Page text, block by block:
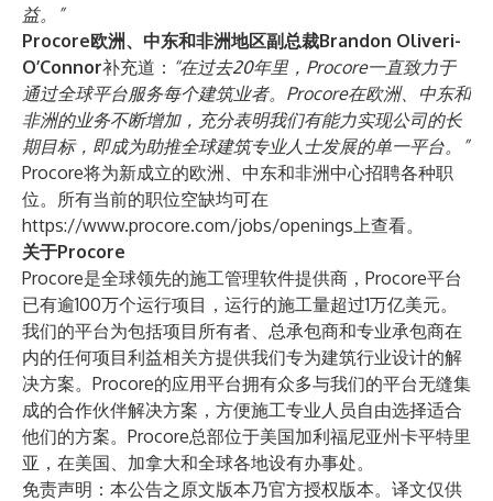
益。
”
Procore欧洲、中东和非洲地区副总裁Brandon Oliveri-
O’Connor补充道： “在过去20年里， Procore一直致力于
通过全球平台服务每个建筑业者。 Procore在欧洲、中东和
非洲的业务不断增加，充分表明我们有能力实现公司的长
期目标，即成为助推全球建筑专业人士发展的单一平台。
”
Procore将为新成立的欧洲、中东和非洲中心招聘各种职
位。所有当前的职位空缺均可在
https://www.procore.com/jobs/openings上查看。
关于Procore
Procore是全球领先的施工管理软件提供商，Procore平台
已有逾100万个运行项目，运行的施工量超过1万亿美元。
我们的平台为包括项目所有者、总承包商和专业承包商在
内的任何项目利益相关方提供我们专为建筑行业设计的解
决方案。Procore的应用平台拥有众多与我们的平台无缝集
成的合作伙伴解决方案，方便施工专业人员自由选择适合
他们的方案。Procore总部位于美国加利福尼亚州卡平特里
亚，在美国、加拿大和全球各地设有办事处。
免责声明：本公告之原文版本乃官方授权版本。译文仅供